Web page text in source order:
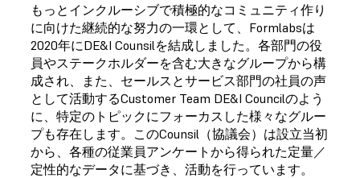
もっとインクルーシブで積極的なコミュニティ作り
に向けた継続的な努力の一環として、Formlabsは
2020年にDE&I Counsilを結成しました。各部門の役
員やステークホルダーを含む大きなグループから構
成され、また、セールスとサービス部門の社員の声
として活動するCustomer Team DE&I Councilのよう
に、特定のトピックにフォーカスした様々なグルー
プも存在します。このCounsil（協議会）は設立当初
から、各種の従業員アンケートから得られた定量／
定性的なデータに基づき、活動を行っています。